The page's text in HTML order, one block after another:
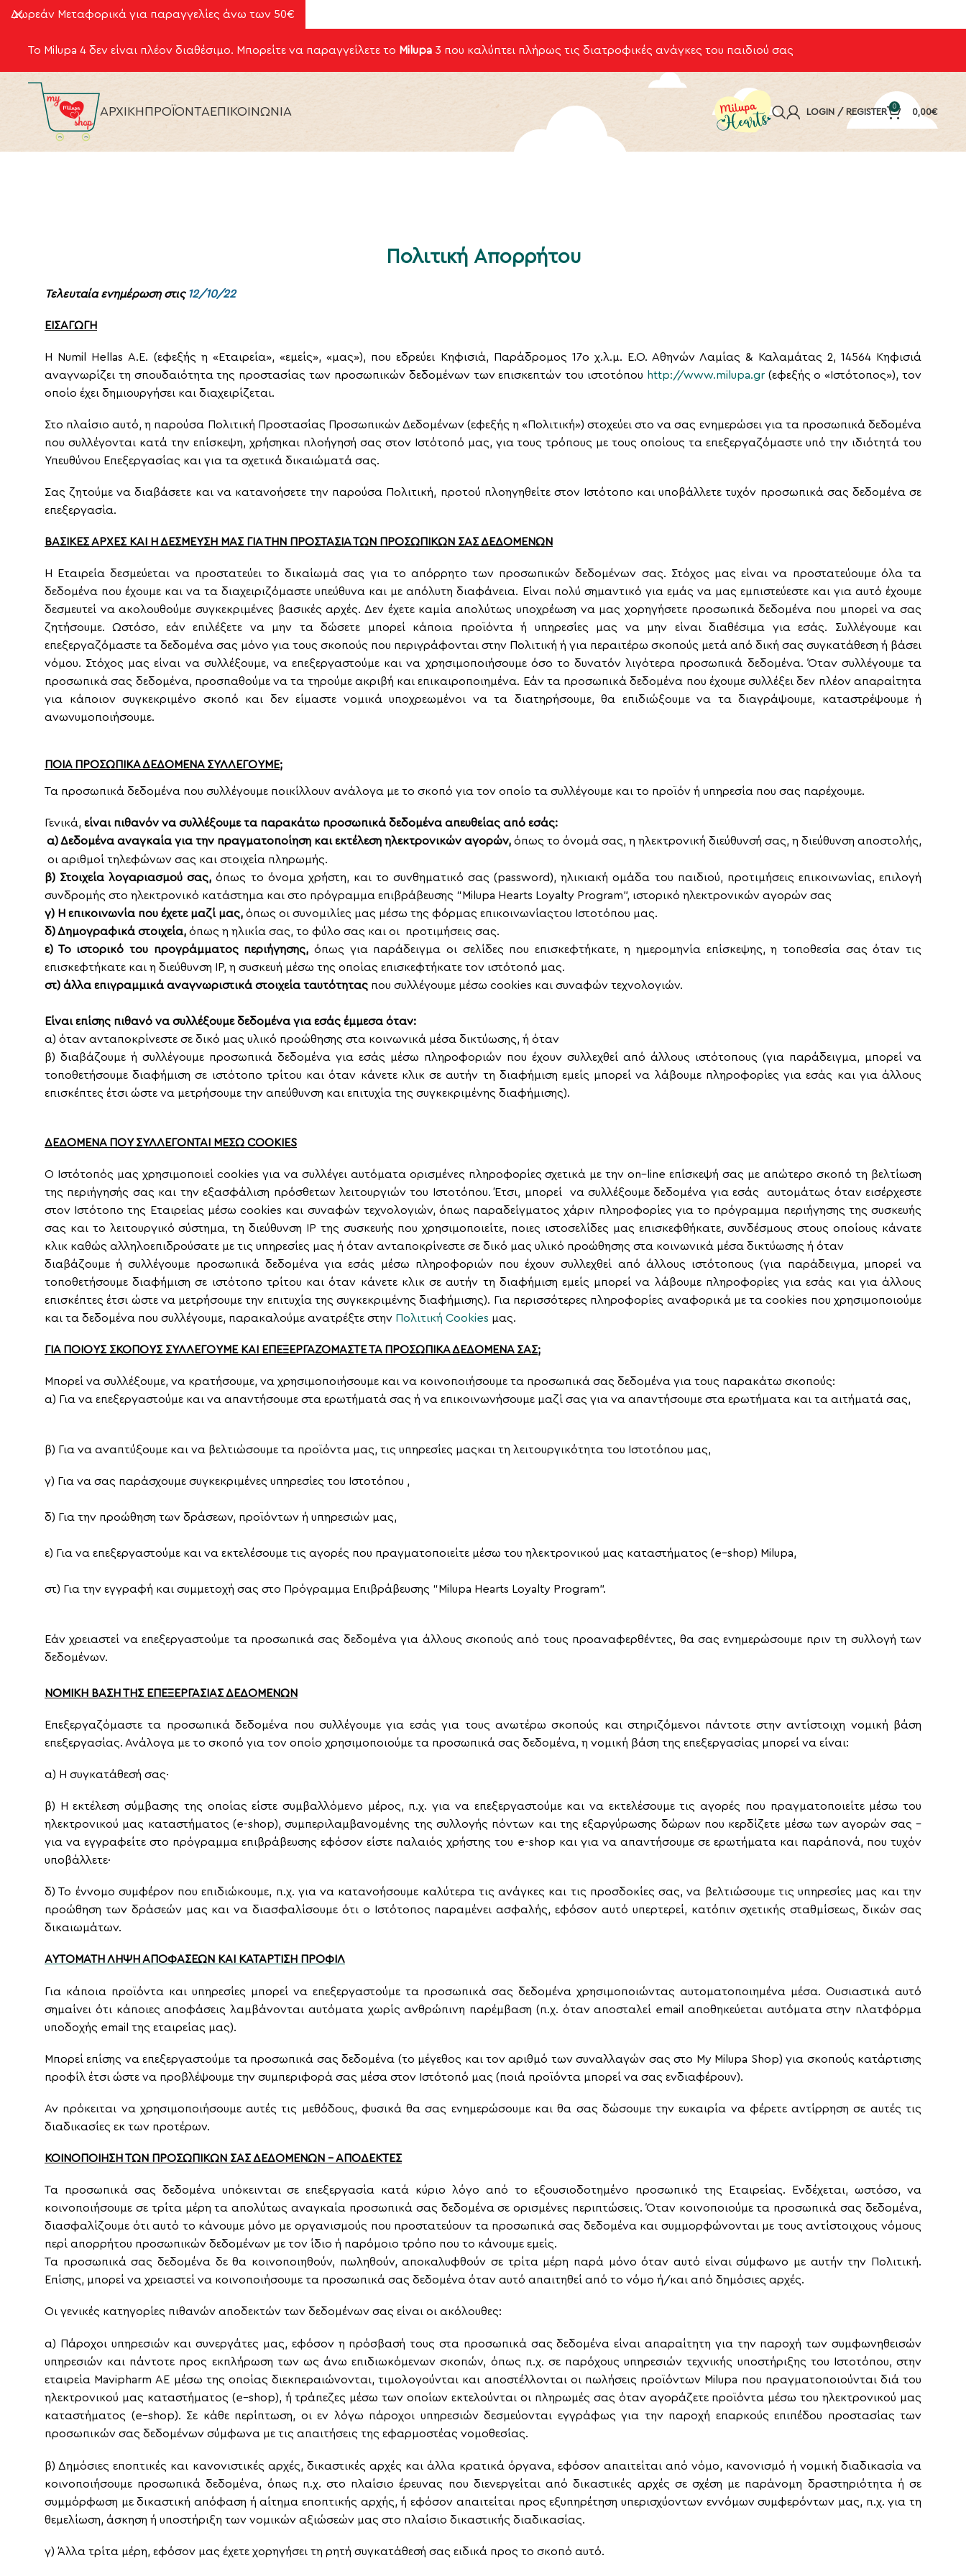
Το Milupa 4 δεν είναι πλέον διαθέσιμο. Μπορείτε να παραγγείλετε το Milupa3 που καλύπτει πλήρως τις διατροφικές ανάγκες του παιδιού σας
ΑΡΧΙΚΗΠΡΟΪΟΝΤΑΕΠΙΚΟΙΝΩΝΙΑ LOGIN / REGISTER
0
0,00€
Πολιτική Απορρήτου
Τελευταία ενημέρωση στις 12/10/22
ΕΙΣΑΓΩΓΗ
H Numil Hellas Α.Ε. (εφεξής η «Εταιρεία», «εμείς», «μας»), που εδρεύει Κηφισιά, Παράδρομος 17ο χ.λ.μ. Ε.Ο. Αθηνών Λαμίας & Καλαμάτας 2, 14564 Κηφισιά
αναγνωρίζει τη σπουδαιότητα της προστασίας των προσωπικών δεδομένων των επισκεπτών του ιστοτόπου http://www.milupa.gr(εφεξής ο «Ιστότοπος»), τον
οποίο έχει δημιουργήσει και διαχειρίζεται.
Στο πλαίσιο αυτό, η παρούσα Πολιτική Προστασίας Προσωπικών Δεδομένων (εφεξής η «Πολιτική») στοχεύει στο να σας ενημερώσει για τα προσωπικά δεδομένα
που συλλέγονται κατά την επίσκεψη, χρήσηκαι πλοήγησή σας στον Ιστότοπό μας, για τους τρόπους με τους οποίους τα επεξεργαζόμαστε υπό την ιδιότητά του
Υπευθύνου Επεξεργασίας και για τα σχετικά δικαιώματά σας.
Σας ζητούμε να διαβάσετε και να κατανοήσετε την παρούσα Πολιτική, προτού πλοηγηθείτε στον Ιστότοπο και υποβάλλετε τυχόν προσωπικά σας δεδομένα σε
επεξεργασία.
ΒΑΣΙΚΕΣ ΑΡΧΕΣ ΚΑΙ Η ΔΕΣΜΕΥΣΗ ΜΑΣ ΓΙΑ ΤΗΝ ΠΡΟΣΤΑΣΙΑ ΤΩΝ ΠΡΟΣΩΠΙΚΩΝ ΣΑΣ ΔΕΔΟΜΕΝΩΝ
Η Εταιρεία δεσμεύεται να προστατεύει το δικαίωμά σας για το απόρρητο των προσωπικών δεδομένων σας. Στόχος μας είναι να προστατεύουμε όλα τα
δεδομένα που έχουμε και να τα διαχειριζόμαστε υπεύθυνα και με απόλυτη διαφάνεια. Είναι πολύ σημαντικό για εμάς να μας εμπιστεύεστε και για αυτό έχουμε
δεσμευτεί να ακολουθούμε συγκεκριμένες βασικές αρχές. Δεν έχετε καμία απολύτως υποχρέωση να μας χορηγήσετε προσωπικά δεδομένα που μπορεί να σας
ζητήσουμε. Ωστόσο, εάν επιλέξετε να μην τα δώσετε μπορεί κάποια προϊόντα ή υπηρεσίες μας να μην είναι διαθέσιμα για εσάς. Συλλέγουμε και
επεξεργαζόμαστε τα δεδομένα σας μόνο για τους σκοπούς που περιγράφονται στην Πολιτική ή για περαιτέρω σκοπούς μετά από δική σας συγκατάθεση ή βάσει
νόμου. Στόχος μας είναι να συλλέξουμε, να επεξεργαστούμε και να χρησιμοποιήσουμε όσο το δυνατόν λιγότερα προσωπικά δεδομένα. Όταν συλλέγουμε τα
προσωπικά σας δεδομένα, προσπαθούμε να τα τηρούμε ακριβή και επικαιροποιημένα. Εάν τα προσωπικά δεδομένα που έχουμε συλλέξει δεν πλέον απαραίτητα
για κάποιον συγκεκριμένο σκοπό και δεν είμαστε νομικά υποχρεωμένοι να τα διατηρήσουμε, θα επιδιώξουμε να τα διαγράψουμε, καταστρέψουμε ή
ανωνυμοποιήσουμε.
ΠΟΙΑ ΠΡΟΣΩΠΙΚΑ ΔΕΔΟΜΕΝΑ ΣΥΛΛΕΓΟΥΜΕ;
Τα προσωπικά δεδομένα που συλλέγουμε ποικίλλουν ανάλογα με το σκοπό για τον οποίο τα συλλέγουμε και το προϊόν ή υπηρεσία που σας παρέχουμε.
Γενικά, είναι πιθανόν να συλλέξουμε τα παρακάτω προσωπικά δεδομένα απευθείας από εσάς:
α) Δεδομένα αναγκαία για την πραγματοποίηση και εκτέλεση ηλεκτρονικών αγορών, όπως το όνομά σας, η ηλεκτρονική διεύθυνσή σας, η διεύθυνση αποστολής,
οι αριθμοί τηλεφώνων σας και στοιχεία πληρωμής.
β) Στοιχεία λογαριασμού σας,όπως το όνομα χρήστη, και το συνθηματικό σας (password), ηλικιακή ομάδα του παιδιού, προτιμήσεις επικοινωνίας, επιλογή
συνδρομής στο ηλεκτρονικό κατάστημα και στο πρόγραμμα επιβράβευσης “Milupa Hearts Loyalty Program”, ιστορικό ηλεκτρονικών αγορών σας
γ) Η επικοινωνία που έχετε μαζί μας, όπως οι συνομιλίες μας μέσω της φόρμας επικοινωνίαςτου Ιστοτόπου μας.
δ) Δημογραφικά στοιχεία, όπως η ηλικία σας, το φύλο σας και οι προτιμήσεις σας.
ε) Το ιστορικό του προγράμματος περιήγησης, όπως για παράδειγμα οι σελίδες που επισκεφτήκατε, η ημερομηνία επίσκεψης, η τοποθεσία σας όταν τις
επισκεφτήκατε και η διεύθυνση IP, η συσκευή μέσω της οποίας επισκεφτήκατε τον ιστότοπό μας.
στ) άλλα επιγραμμικά αναγνωριστικά στοιχεία ταυτότητας που συλλέγουμε μέσω cookies και συναφών τεχνολογιών.
Είναι επίσης πιθανό να συλλέξουμε δεδομένα για εσάς έμμεσα όταν:
α) όταν ανταποκρίνεστε σε δικό μας υλικό προώθησης στα κοινωνικά μέσα δικτύωσης, ή όταν
β) διαβάζουμε ή συλλέγουμε προσωπικά δεδομένα για εσάς μέσω πληροφοριών που έχουν συλλεχθεί από άλλους ιστότοπους (για παράδειγμα, μπορεί να
τοποθετήσουμε διαφήμιση σε ιστότοπο τρίτου και όταν κάνετε κλικ σε αυτήν τη διαφήμιση εμείς μπορεί να λάβουμε πληροφορίες για εσάς και για άλλους
επισκέπτες έτσι ώστε να μετρήσουμε την απεύθυνση και επιτυχία της συγκεκριμένης διαφήμισης).
ΔΕΔΟΜΕΝΑ ΠΟΥ ΣΥΛΛΕΓΟΝΤΑΙ ΜΕΣΩ COOKIES
Ο Ιστότοπός μας χρησιμοποιεί cookies για να συλλέγει αυτόματα ορισμένες πληροφορίες σχετικά με τηνon– line επίσκεψή σας με απώτερο σκοπό τη βελτίωση
της περιήγησής σας και την εξασφάλιση πρόσθετων λειτουργιών του Ιστοτόπου. Έτσι, μπορεί να συλλέξουμε δεδομένα για εσάς αυτομάτως όταν εισέρχεστε
στον Ιστότοπο της Εταιρείας μέσωcookies και συναφών τεχνολογιών, όπως παραδείγματος χάριν πληροφορίες για το πρόγραμμα περιήγησης της συσκευής
σας και το λειτουργικό σύστημα, τη διεύθυνση IP της συσκευής που χρησιμοποιείτε, ποιες ιστοσελίδες μας επισκεφθήκατε, συνδέσμους στους οποίους κάνατε
κλικ καθώς αλληλοεπιδρούσατε με τις υπηρεσίες μας ή όταν ανταποκρίνεστε σε δικό μας υλικό προώθησης στα κοινωνικά μέσα δικτύωσης ή όταν
διαβάζουμε ή συλλέγουμε προσωπικά δεδομένα για εσάς μέσω πληροφοριών που έχουν συλλεχθεί από άλλους ιστότοπους (για παράδειγμα, μπορεί να
τοποθετήσουμε διαφήμιση σε ιστότοπο τρίτου και όταν κάνετε κλικ σε αυτήν τη διαφήμιση εμείς μπορεί να λάβουμε πληροφορίες για εσάς και για άλλους
επισκέπτες έτσι ώστε να μετρήσουμε την επιτυχία της συγκεκριμένης διαφήμισης). Για περισσότερες πληροφορίες αναφορικά με ταcookies που χρησιμοποιούμε
και τα δεδομένα που συλλέγουμε, παρακαλούμε ανατρέξτε στην Πολιτική Cookies μας.
ΓΙΑ ΠΟΙΟΥΣ ΣΚΟΠΟΥΣ ΣΥΛΛΕΓΟΥΜΕ ΚΑΙ ΕΠΕΞΕΡΓΑΖΟΜΑΣΤΕ ΤΑ ΠΡΟΣΩΠΙΚΑ ΔΕΔΟΜΕΝΑ ΣΑΣ;
Μπορεί να συλλέξουμε, να κρατήσουμε, να χρησιμοποιήσουμε και να κοινοποιήσουμε τα προσωπικά σας δεδομένα για τους παρακάτω σκοπούς:
α) Για να επεξεργαστούμε και να απαντήσουμε στα ερωτήματά σας ή να επικοινωνήσουμε μαζί σας για να απαντήσουμε στα ερωτήματα και τα αιτήματά σας,
β) Για να αναπτύξουμε και να βελτιώσουμε τα προϊόντα μας, τις υπηρεσίες μαςκαι τη λειτουργικότητα του Ιστοτόπου μας,
γ) Για να σας παράσχουμε συγκεκριμένες υπηρεσίες του Ιστοτόπου ,
δ) Για την προώθηση των δράσεων, προϊόντων ή υπηρεσιών μας,
ε) Για να επεξεργαστούμε και να εκτελέσουμε τις αγορές που πραγματοποιείτε μέσω του ηλεκτρονικού μας καταστήματος (e–shop) Milupa,
στ) Για την εγγραφή και συμμετοχή σας στο Πρόγραμμα Επιβράβευσης “Milupa Hearts Loyalty Program”.
Εάν χρειαστεί να επεξεργαστούμε τα προσωπικά σας δεδομένα για άλλους σκοπούς από τους προαναφερθέντες, θα σας ενημερώσουμε πριν τη συλλογή των
δεδομένων.
ΝΟΜΙΚΗ ΒΑΣΗ ΤΗΣ ΕΠΕΞΕΡΓΑΣΙΑΣ ΔΕΔΟΜΕΝΩΝ
Επεξεργαζόμαστε τα προσωπικά δεδομένα που συλλέγουμε για εσάς για τους ανωτέρω σκοπούς και στηριζόμενοι πάντοτε στην αντίστοιχη νομική βάση
επεξεργασίας. Ανάλογα με το σκοπό για τον οποίο χρησιμοποιούμε τα προσωπικά σας δεδομένα, η νομική βάση της επεξεργασίας μπορεί να είναι:
α) Η συγκατάθεσή σας·
β) Η εκτέλεση σύμβασης της οποίας είστε συμβαλλόμενο μέρος, π.χ. για να επεξεργαστούμε και να εκτελέσουμε τις αγορές που πραγματοποιείτε μέσω του
ηλεκτρονικού μας καταστήματος (e-shop), συμπεριλαμβανομένης της συλλογής πόντων και της εξαργύρωσης δώρων που κερδίζετε μέσω των αγορών σας –
για να εγγραφείτε στο πρόγραμμα επιβράβευσης εφόσον είστε παλαιός χρήστης του e-shop και για να απαντήσουμε σε ερωτήματα και παράπονά, που τυχόν
υποβάλλετε·
δ) Το έννομο συμφέρον που επιδιώκουμε, π.χ. για να κατανοήσουμε καλύτερα τις ανάγκες και τις προσδοκίες σας, να βελτιώσουμε τις υπηρεσίες μας και την
προώθηση των δράσεών μας και να διασφαλίσουμε ότι ο Ιστότοπος παραμένει ασφαλής, εφόσον αυτό υπερτερεί, κατόπιν σχετικής σταθμίσεως, δικών σας
δικαιωμάτων.
ΑΥΤΟΜΑΤΗ ΛΗΨΗ ΑΠΟΦΑΣΕΩΝ ΚΑΙ ΚΑΤΑΡΤΙΣΗ ΠΡΟΦΙΛ
Για κάποια προϊόντα και υπηρεσίες μπορεί να επεξεργαστούμε τα προσωπικά σας δεδομένα χρησιμοποιώντας αυτοματοποιημένα μέσα. Ουσιαστικά αυτό
σημαίνει ότι κάποιες αποφάσεις λαμβάνονται αυτόματα χωρίς ανθρώπινη παρέμβαση (π.χ. όταν αποσταλεί email αποθηκεύεται αυτόματα στην πλατφόρμα
υποδοχής email της εταιρείας μας).
Μπορεί επίσης να επεξεργαστούμε τα προσωπικά σας δεδομένα (το μέγεθος και τον αριθμό των συναλλαγών σας στο My Milupa Shop) για σκοπούς κατάρτισης
προφίλ έτσι ώστε να προβλέψουμε την συμπεριφορά σας μέσα στον Ιστότοπό μας (ποιά προϊόντα μπορεί να σας ενδιαφέρουν).
Αν πρόκειται να χρησιμοποιήσουμε αυτές τις μεθόδους, φυσικά θα σας ενημερώσουμε και θα σας δώσουμε την ευκαιρία να φέρετε αντίρρηση σε αυτές τις
διαδικασίες εκ των προτέρων.
ΚΟΙΝΟΠΟΙΗΣΗ ΤΩΝ ΠΡΟΣΩΠΙΚΩΝ ΣΑΣ ΔΕΔΟΜΕΝΩΝ – ΑΠΟΔΕΚΤΕΣ
Τα προσωπικά σας δεδομένα υπόκεινται σε επεξεργασία κατά κύριο λόγο από το εξουσιοδοτημένο προσωπικό της Εταιρείας. Ενδέχεται, ωστόσο, να
κοινοποιήσουμε σε τρίτα μέρη τα απολύτως αναγκαία προσωπικά σας δεδομένα σε ορισμένες περιπτώσεις. Όταν κοινοποιούμε τα προσωπικά σας δεδομένα,
διασφαλίζουμε ότι αυτό το κάνουμε μόνο με οργανισμούς που προστατεύουν τα προσωπικά σας δεδομένα και συμμορφώνονται με τους αντίστοιχους νόμους
περί απορρήτου προσωπικών δεδομένων με τον ίδιο ή παρόμοιο τρόπο που το κάνουμε εμείς.
Τα προσωπικά σας δεδομένα δε θα κοινοποιηθούν, πωληθούν, αποκαλυφθούν σε τρίτα μέρη παρά μόνο όταν αυτό είναι σύμφωνο με αυτήν την Πολιτική.
Επίσης, μπορεί να χρειαστεί να κοινοποιήσουμε τα προσωπικά σας δεδομένα όταν αυτό απαιτηθεί από το νόμο ή/και από δημόσιες αρχές.
Οι γενικές κατηγορίες πιθανών αποδεκτών των δεδομένων σας είναι οι ακόλουθες:
α) Πάροχοι υπηρεσιών και συνεργάτες μας, εφόσον η πρόσβασή τους στα προσωπικά σας δεδομένα είναι απαραίτητη για την παροχή των συμφωνηθεισών
υπηρεσιών και πάντοτε προς εκπλήρωση των ως άνω επιδιωκόμενων σκοπών, όπως π.χ. σε παρόχους υπηρεσιών τεχνικής υποστήριξης του Ιστοτόπου, στην
εταιρεία Mavipharm AE μέσω της οποίας διεκπεραιώνονται, τιμολογούνται και αποστέλλονται οι πωλήσεις προϊόντων Milupa που πραγματοποιούνται διά του
ηλεκτρονικού μας καταστήματος (e–shop), ή τράπεζες μέσω των οποίων εκτελούνται οι πληρωμές σας όταν αγοράζετε προϊόντα μέσω του ηλεκτρονικού μας
καταστήματος (e–shop). Σε κάθε περίπτωση, οι εν λόγω πάροχοι υπηρεσιών δεσμεύονται εγγράφως για την παροχή επαρκούς επιπέδου προστασίας των
προσωπικών σας δεδομένων σύμφωνα με τις απαιτήσεις της εφαρμοστέας νομοθεσίας.
β) Δημόσιες εποπτικές και κανονιστικές αρχές, δικαστικές αρχές και άλλα κρατικά όργανα, εφόσον απαιτείται από νόμο, κανονισμό ή νομική διαδικασία να
κοινοποιήσουμε προσωπικά δεδομένα, όπως π.χ. στο πλαίσιο έρευνας που διενεργείται από δικαστικές αρχές σε σχέση με παράνομη δραστηριότητα ή σε
συμμόρφωση με δικαστική απόφαση ή αίτημα εποπτικής αρχής, ή εφόσον απαιτείται προς εξυπηρέτηση υπερισχύοντων εννόμων συμφερόντων μας, π.χ. για τη
θεμελίωση, άσκηση ή υποστήριξη των νομικών αξιώσεών μας στο πλαίσιο δικαστικής διαδικασίας.
γ) Άλλα τρίτα μέρη, εφόσον μας έχετε χορηγήσει τη ρητή συγκατάθεσή σας ειδικά προς το σκοπό αυτό.
Δωρεάν Μεταφορικά για παραγγελίες άνω των 50€